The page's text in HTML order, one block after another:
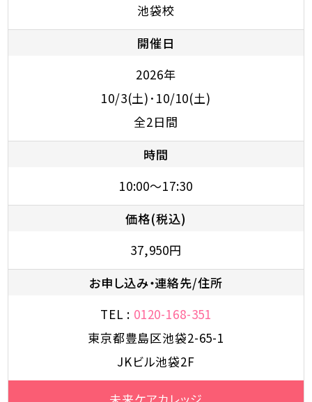
池袋校
開催日
2026年
10/3(土)･10/10(土)
全2日間
時間
10:00～17:30
価格(税込)
37,950円
お申し込み・連絡先/住所
TEL : 0120-168-351
東京都豊島区池袋2-65-1
JKビル池袋2F